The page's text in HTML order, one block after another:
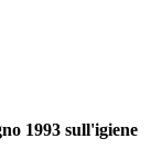
1993 sull'igiene